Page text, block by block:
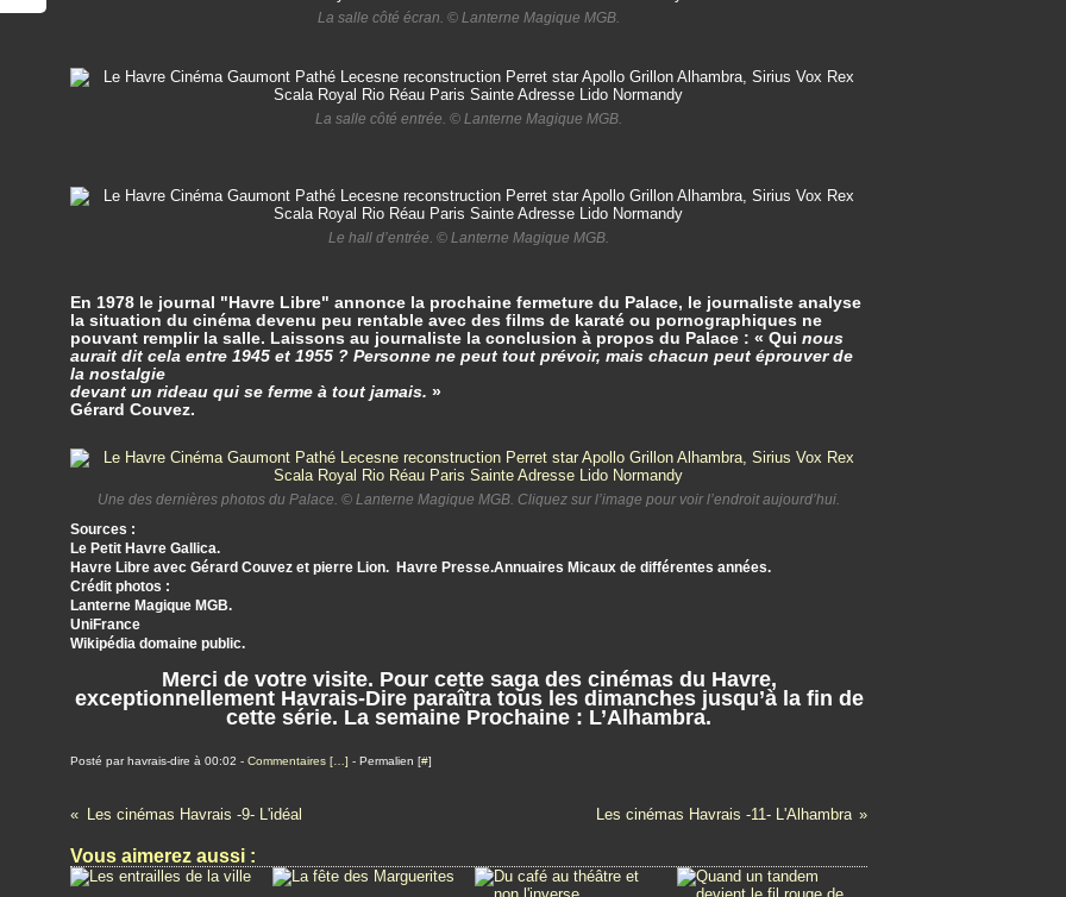
La salle côté écran. © Lanterne Magique MGB.
La salle côté entrée. © Lanterne Magique MGB.
Le hall d’entrée. © Lanterne Magique MGB.
En 1978 le journal "Havre Libre" annonce la prochaine fermeture du Palace, le journaliste analyse
la situation du cinéma devenu peu rentable avec des films de karaté ou pornographiques ne
pouvant remplir la salle. Laissons au journaliste la conclusion à propos du Palace : « Qui nous
aurait dit cela entre 1945 et 1955 ? Personne ne peut tout prévoir, mais chacun peut éprouver de
la nostalgie
devant un rideau qui se ferme à tout jamais. »
Gérard Couvez.
Une des dernières photos du Palace. © Lanterne Magique MGB. Cliquez sur l’image pour voir l’endroit aujourd’hui.
Sources :
Le Petit Havre Gallica.
Havre Libre avec Gérard Couvez et pierre Lion. Havre Presse.Annuaires Micaux de différentes années.
Crédit photos :
Lanterne Magique MGB.
UniFrance
Wikipédia domaine public.
Merci de votre visite. Pour cette saga des cinémas du Havre,
exceptionnellement Havrais-Dire paraîtra tous les dimanches jusqu’à la fin de
cette série. La semaine Prochaine : L’Alhambra.
Posté par havrais-dire à 00:02 - Commentaires [ ] - Permalien [#]
Les cinémas Havrais -9- L'idéal Les cinémas Havrais -11- L'Alhambra
Vous aimerez aussi :